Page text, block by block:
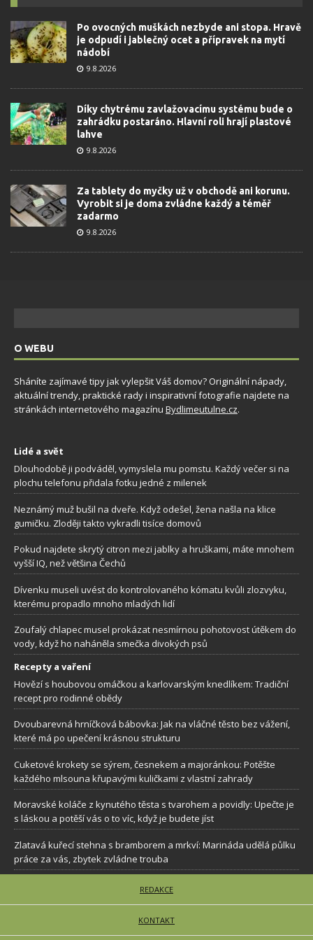
Po ovocných muškách nezbyde ani stopa. Hravě
je odpudí i jablečný ocet a přípravek na mytí
nádobí
9.8.2026
Díky chytrému zavlažovacímu systému bude o
zahrádku postaráno. Hlavní roli hrají plastové
lahve
9.8.2026
Za tablety do myčky už v obchodě ani korunu.
Vyrobit si je doma zvládne každý a téměř
zadarmo
9.8.2026
O WEBU
Sháníte zajímavé tipy jak vylepšit Váš domov? Originální nápady,
aktuální trendy, praktické rady i inspirativní fotografie najdete na
stránkách internetového magazínu Bydlimeutulne.cz.
Lidé a svět
Dlouhodobě ji podváděl, vymyslela mu pomstu. Každý večer si na
plochu telefonu přidala fotku jedné z milenek
Neznámý muž bušil na dveře. Když odešel, žena našla na klice
gumičku. Zloději takto vykradli tisíce domovů
Pokud najdete skrytý citron mezi jablky a hruškami, máte mnohem
vyšší IQ, než většina Čechů
Dívenku museli uvést do kontrolovaného kómatu kvůli zlozvyku,
kterému propadlo mnoho mladých lidí
Zoufalý chlapec musel prokázat nesmírnou pohotovost útěkem do
vody, když ho naháněla smečka divokých psů
Recepty a vaření
Hovězí s houbovou omáčkou a karlovarským knedlíkem: Tradiční
recept pro rodinné obědy
Dvoubarevná hrníčková bábovka: Jak na vláčné těsto bez vážení,
které má po upečení krásnou strukturu
Cuketové krokety se sýrem, česnekem a majoránkou: Potěšte
každého mlsouna křupavými kuličkami z vlastní zahrady
Moravské koláče z kynutého těsta s tvarohem a povidly: Upečte je
s láskou a potěší vás o to víc, když je budete jíst
Zlatavá kuřecí stehna s bramborem a mrkví: Marináda udělá půlku
práce za vás, zbytek zvládne trouba
REDAKCE
KONTAKT